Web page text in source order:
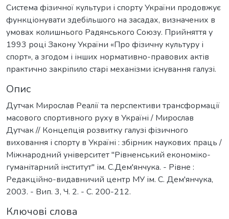
Система фізичної культури і спорту України продовжує
функціонувати здебільшого на засадах, визначених в
умовах колишнього Радянського Союзу. Прийняття у
1993 році Закону України «Про фізичну культуру і
спорт», а згодом і інших нормативно-правових актів
практично закріпило старі механізми існування галузі.
Опис
Дутчак Мирослав Реалії та перспективи трансформації
масового спортивного руху в Україні / Мирослав
Дутчак // Концепція розвитку галузі фізичного
виховання і спорту в Україні : збірник наукових праць /
Міжнародний університет "Рівненський економіко-
гуманітарний інститут" ім. С.Дем'янчука. - Рівне :
Редакційно-видавничий центр МУ ім. С. Дем'янчука,
2003. - Вип. 3, Ч. 2. - С. 200-212.
Ключові слова